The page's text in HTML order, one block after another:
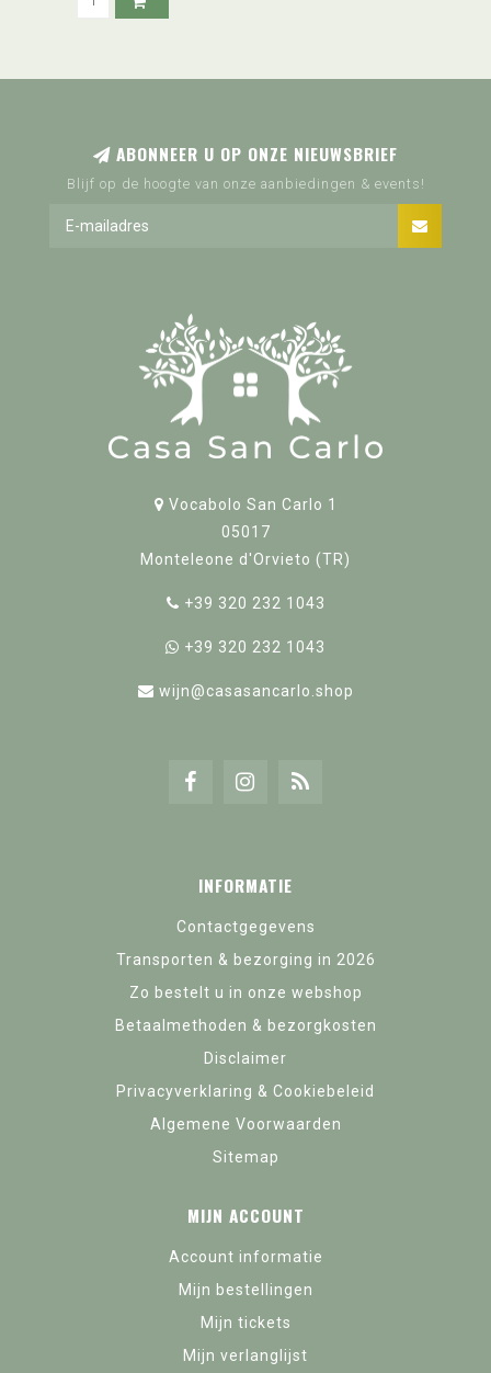
ABONNEER U OP ONZE NIEUWSBRIEF
Blijf op de hoogte van onze aanbiedingen & events!
Vocabolo San Carlo 1
05017
Monteleone d'Orvieto (TR)
+39 320 232 1043
+39 320 232 1043
wijn@casasancarlo.shop
INFORMATIE
Contactgegevens
Transporten & bezorging in 2026
Zo bestelt u in onze webshop
Betaalmethoden & bezorgkosten
Disclaimer
Privacyverklaring & Cookiebeleid
Algemene Voorwaarden
Sitemap
MIJN ACCOUNT
Account informatie
Mijn bestellingen
Mijn tickets
Mijn verlanglijst